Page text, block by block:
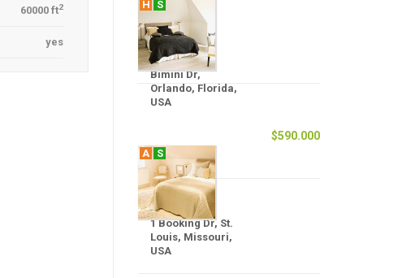
60000 ft2
yes
H S
Bimini Dr,
Orlando, Florida,
USA
$590.000
A S
1 Booking Dr, St.
Louis, Missouri,
USA